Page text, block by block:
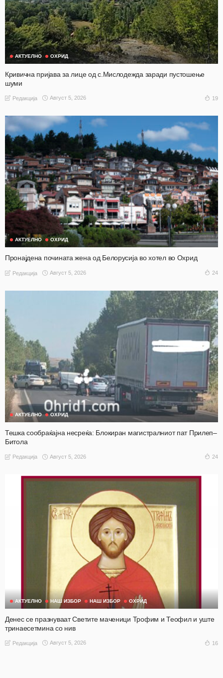
АКТУЕЛНО ОХРИД
Кривична пријава за лице од с.Мислодежда заради пустошење
шуми
Редакција Август 5, 2026 19
АКТУЕЛНО ОХРИД
Пронајдена почината жена од Белорусија во хотел во Охрид
Редакција Август 5, 2026 24
АКТУЕЛНО ОХРИД
Тешка сообраќајна несреќа: Блокиран магистралниот пат Прилеп–
Битола
Редакција Август 5, 2026 24
АКТУЕЛНО НАШ ИЗБОР НАШ ИЗБОР ОХРИД
Денес се празнуваат Светите маченици Трофим и Теофил и уште
тринаесетмина со нив
Редакција Август 5, 2026 16